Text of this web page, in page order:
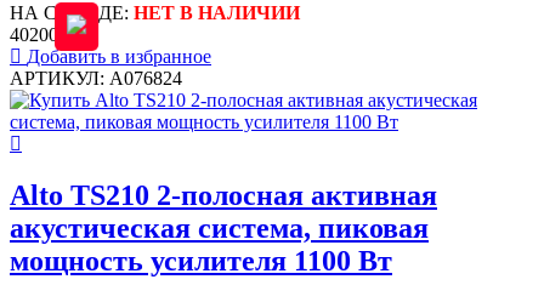
НА СКЛАДЕ: НЕТ В НАЛИЧИИ
40200 руб
Добавить в избранное
АРТИКУЛ: A076824
Alto TS210 2-полосная активная
акустическая система, пиковая
мощность усилителя 1100 Вт